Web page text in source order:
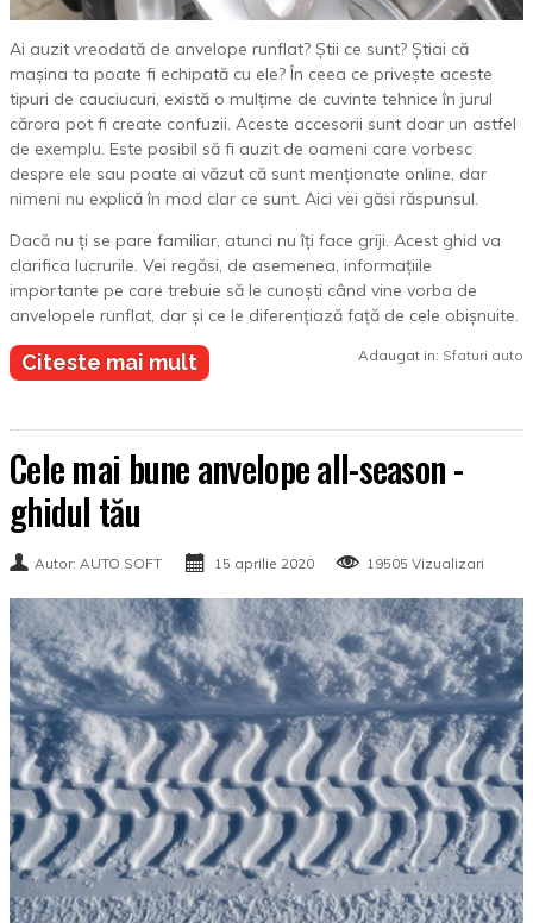
Ai auzit vreodată de anvelope runflat? Știi ce sunt? Știai că
mașina ta poate fi echipată cu ele? În ceea ce privește aceste
tipuri de cauciucuri, există o mulțime de cuvinte tehnice în jurul
cărora pot fi create confuzii. Aceste accesorii sunt doar un astfel
de exemplu. Este posibil să fi auzit de oameni care vorbesc
despre ele sau poate ai văzut că sunt menționate online, dar
nimeni nu explică în mod clar ce sunt. Aici vei găsi răspunsul.
Dacă nu ți se pare familiar, atunci nu îți face griji. Acest ghid va
clarifica lucrurile. Vei regăsi, de asemenea, informațiile
importante pe care trebuie să le cunoști când vine vorba de
anvelopele runflat, dar și ce le diferențiază față de cele obișnuite.
Citeste mai mult Adaugat in: Sfaturi auto
Cele mai bune anvelope all-season -
ghidul tău
Autor: AUTO SOFT 15 aprilie 2020 19505 Vizualizari